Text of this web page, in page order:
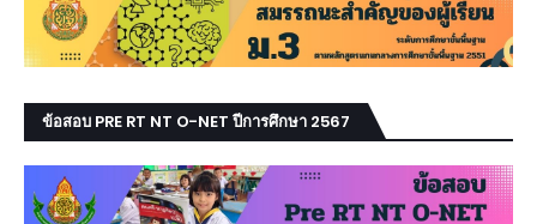
ข้อสอบ PRE RT NT O-NET ปีการศึกษา 2567